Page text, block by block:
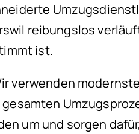
reibungslos
ist.
verwenden
um und sorgen